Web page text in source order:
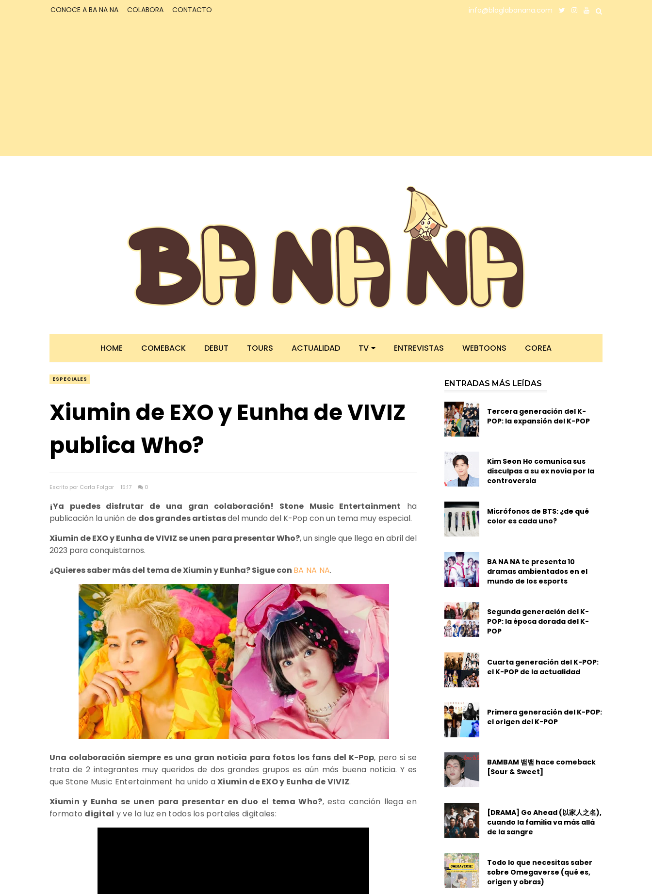
CONOCE A BA NA NA COLABORA CONTACTO info@bloglabanana.com
HOME COMEBACK DEBUT TOURS ACTUALIDAD TV ENTREVISTAS WEBTOONS COREA
ESPECIALES
Xiumin de EXO y Eunha de VIVIZ
publica Who?
Escrito por Carla Folgar 15:17 0
¡Ya puedes disfrutar de una gran colaboración! Stone Music Entertainment ha
publicación la unión de dos grandes artistasdel mundo del K-Pop con un tema muy especial.
Xiumin de EXO y Eunha de VIVIZ se unen para presentar Who?, un single que llega en abril del
2023 para conquistarnos.
¿Quieres saber más del tema de Xiumin y Eunha? Sigue con BA NA NA.
Una colaboración siempre es una gran noticia para fotos los fans del K-Pop, pero si se
trata de 2 integrantes muy queridos de dos grandes grupos es aún más buena noticia. Y es
que Stone Music Entertainment ha unido aXiumin de EXO y Eunha de VIVIZ.
Xiumin y Eunha se unen para presentar en duo el tema Who?, esta canción llega en
formato digital y ve la luz en todos los portales digitales:
ENTRADAS MÁS LEÍDAS
Tercera generación del K-
POP: la expansión del K-POP
Kim Seon Ho comunica sus
disculpas a su ex novia por la
controversia
Micrófonos de BTS: ¿de qué
color es cada uno?
BA NA NA te presenta 10
dramas ambientados en el
mundo de los esports
Segunda generación del K-
POP: la época dorada del K-
POP
Cuarta generación del K-POP:
el K-POP de la actualidad
Primera generación del K-POP:
el origen del K-POP
BAMBAM 뱀뱀 hace comeback
[Sour & Sweet]
[DRAMA] Go Ahead (以家人之名),
cuando la familia va más allá
de la sangre
Todo lo que necesitas saber
sobre Omegaverse (qué es,
origen y obras)